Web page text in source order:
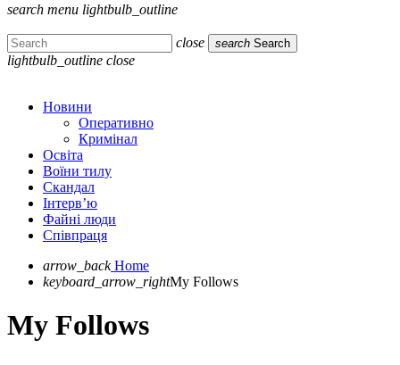
search menu lightbulb_outline
close search Search
lightbulb_outline close
Новини
Оперативно
Кримінал
Освіта
Воїни тилу
Скандал
Інтерв’ю
Файні люди
Співпраця
arrow_back Home
keyboard_arrow_rightMy Follows
My Follows